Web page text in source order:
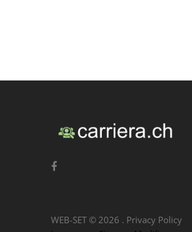
WEB-SET © 2026 . Privacy Policy